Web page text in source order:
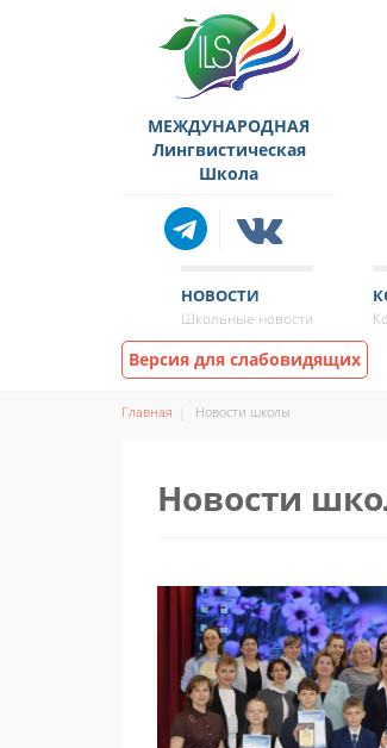
МЕЖДУНАРОДНАЯ
Лингвистическая
Школа
НОВОСТИ
Школьные новости
Версия для слабовидящих
Главная Новости школы
Новости